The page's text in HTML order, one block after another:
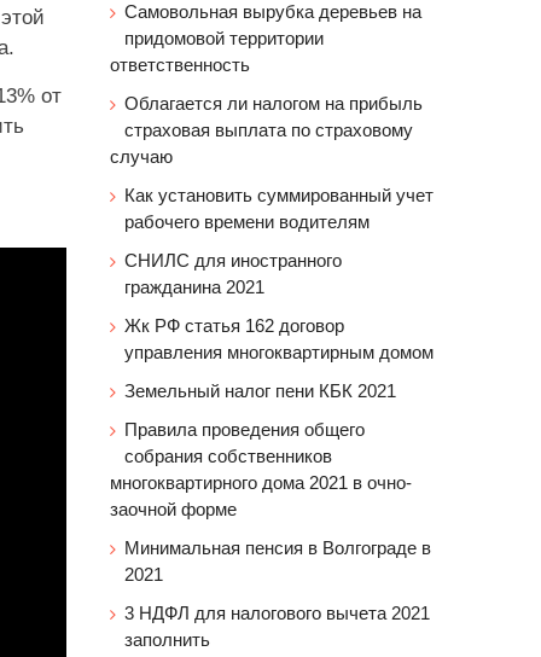
от
Самовольная вырубка деревьев на
придомовой территории
ответственность
Облагается ли налогом на прибыль
страховая выплата по страховому
случаю
Как установить суммированный учет
рабочего времени водителям
СНИЛС для иностранного
гражданина 2021
Жк РФ статья 162 договор
управления многоквартирным домом
Земельный налог пени КБК 2021
Правила проведения общего
собрания собственников
многоквартирного дома 2021 в очно-
заочной форме
Минимальная пенсия в Волгограде в
2021
3 НДФЛ для налогового вычета 2021
заполнить